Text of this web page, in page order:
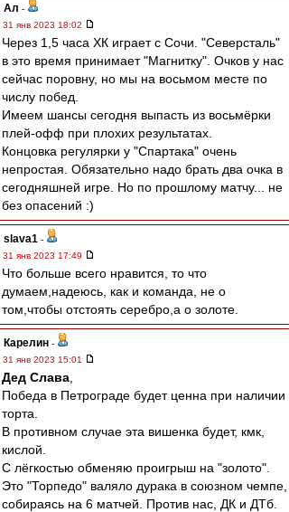
Ал -
31 янв 2023 18:02
Через 1,5 часа ХК играет с Сочи. "Северсталь"
в это время принимает "Магнитку". Очков у нас
сейчас поровну, но мы на восьмом месте по
числу побед.
Имеем шансы сегодня выпасть из восьмёрки
плей-офф при плохих результатах.
Концовка регулярки у "Спартака" очень
непростая. Обязательно надо брать два очка в
сегодняшней игре. Но по прошлому матчу... не
без опасений :)
slava1 -
31 янв 2023 17:49
Что больше всего нравится, то что
думаем,надеюсь, как и команда, не о
том,чтобы отстоять серебро,а о золоте.
Карелин -
31 янв 2023 15:01
Дед Слава
Победа в Петрограде будет ценна при наличии
торта.
В противном случае эта вишенка будет, кмк,
кислой.
С лёгкостью обменяю проигрыш на "золото".
Это "Торпедо" валяло дурака в союзном чемпе,
собираясь на 6 матчей. Против нас, ДК и ДТб.